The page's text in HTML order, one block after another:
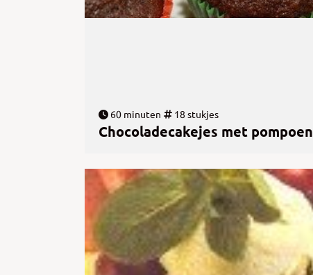
60 minuten 18 stukjes
Chocoladecakejes met pompoen